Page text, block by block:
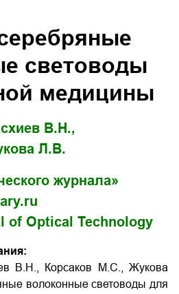
световоды
медицины
В.Н.,
Л.В.
журнала»
of Optical Technology
В.Н., Корсаков М.С., Жукова
волоконные световоды для